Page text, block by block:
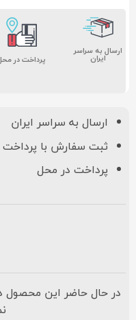
ارسال به سراسر
ایران پرداخت در
ارسال به سراسر ایران
ثبت سفارش با پرداخت
پرداخت در محل
در حال حاضر این محصول